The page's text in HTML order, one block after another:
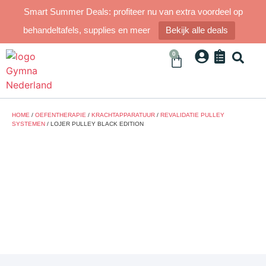
Smart Summer Deals: profiteer nu van extra voordeel op
behandeltafels, supplies en meer
Bekijk alle deals
0
HOME / OEFENTHERAPIE / KRACHTAPPARATUUR / REVALIDATIE PULLEY
SYSTEMEN / LOJER PULLEY BLACK EDITION